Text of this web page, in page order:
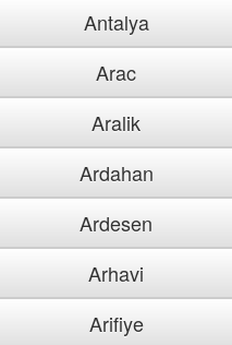
Antalya
Arac
Aralik
Ardahan
Ardesen
Arhavi
Arifiye